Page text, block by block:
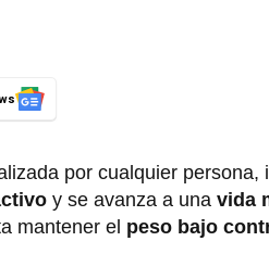
por cualquier persona,
y se avanza a una vida
mantener el peso bajo